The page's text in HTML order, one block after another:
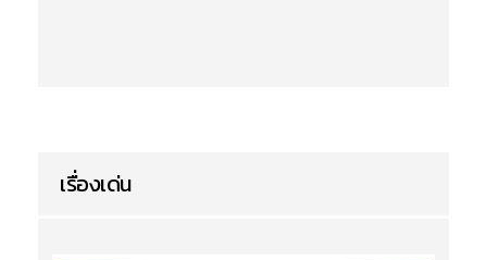
เรื่องเด่น